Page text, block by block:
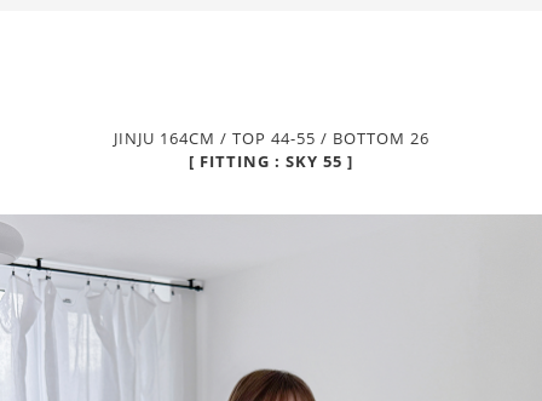
JINJU 164CM / TOP 44-55 / BOTTOM 26
[ FITTING : SKY 55 ]